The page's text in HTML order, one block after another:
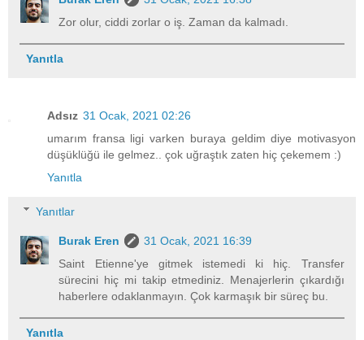
Zor olur, ciddi zorlar o iş. Zaman da kalmadı.
Yanıtla
Adsız 31 Ocak, 2021 02:26
umarım fransa ligi varken buraya geldim diye motivasyon
düşüklüğü ile gelmez.. çok uğraştık zaten hiç çekemem :)
Yanıtla
Yanıtlar
Burak Eren
31 Ocak, 2021 16:39
Saint Etienne'ye gitmek istemedi ki hiç. Transfer
sürecini hiç mi takip etmediniz. Menajerlerin çıkardığı
haberlere odaklanmayın. Çok karmaşık bir süreç bu.
Yanıtla